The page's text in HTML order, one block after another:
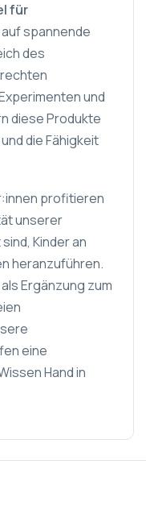
für
spannende
des
und
diese Produkte
die Fähigkeit
profitieren
unserer
Kinder an
heranzuführen.
Ergänzung zum
eine
Hand in